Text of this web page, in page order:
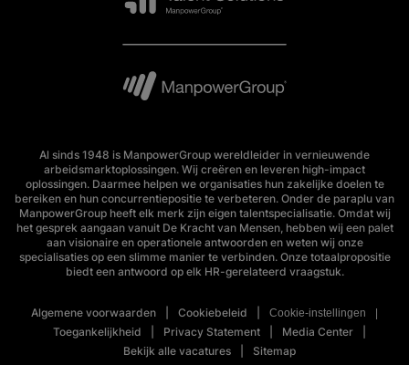
Al sinds 1948 is ManpowerGroup wereldleider in vernieuwende
arbeidsmarktoplossingen. Wij creëren en leveren high-impact
oplossingen. Daarmee helpen we organisaties hun zakelijke doelen te
bereiken en hun concurrentiepositie te verbeteren. Onder de paraplu van
ManpowerGroup heeft elk merk zijn eigen talentspecialisatie. Omdat wij
het gesprek aangaan vanuit De Kracht van Mensen, hebben wij een palet
aan visionaire en operationele antwoorden en weten wij onze
specialisaties op een slimme manier te verbinden. Onze totaalpropositie
biedt een antwoord op elk HR-gerelateerd vraagstuk.
Algemene voorwaarden Cookiebeleid Cookie-instellingen
Toegankelijkheid Privacy Statement
Media Center
Bekijk alle vacatures
Sitemap